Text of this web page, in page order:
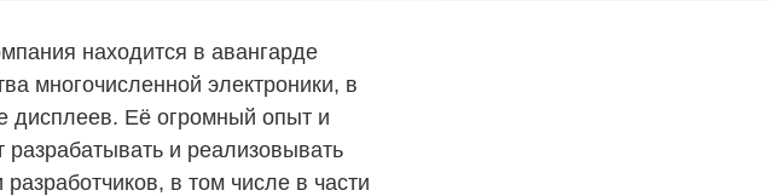
находится в авангарде
многочисленной электроники, в
дисплеев. Её огромный опыт и
и реализовывать
в том числе в части